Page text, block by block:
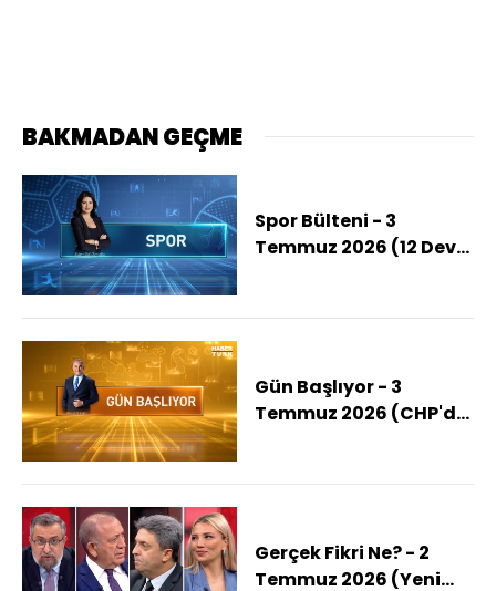
BAKMADAN GEÇME
Spor Bülteni - 3
Temmuz 2026 (12 Dev
Gün Başlıyor - 3
Temmuz 2026 (CHP'de
Gerçek Fikri Ne? - 2
Temmuz 2026 (Yeni